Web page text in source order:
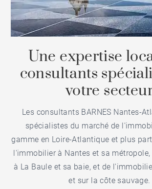
Une expertise
consultants
votre
Les consultants BARNES Nantes-
spécialistes du marché de l'
gamme en Loire-Atlantique et plus
l'immobilier à Nantes et sa métropole,
à La Baule et sa baie, et de l'
et sur la côte sauvage.